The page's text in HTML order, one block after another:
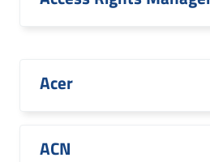
Acer
ACN